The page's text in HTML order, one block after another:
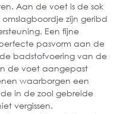
Aan de voet is de sok
zijn geribd
Een fijne
pasvorm aan de
badstofvoering van de
de voet aangepast
waarborgen een
in de zool gebreide
vergissen.